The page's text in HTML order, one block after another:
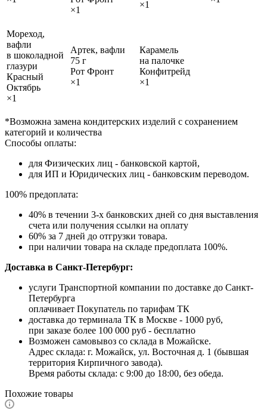
×1
×1
Мореход,
вафли
в шоколадной
глазури
Красный
Октябрь
×1
Артек, вафли
75 г
Рот Фронт
×1
Карамель
на палочке
Конфитрейд
×1
*Возможна замена кондитерских изделий с сохранением
категорий и количества
Способы оплаты:
для Физических лиц - банковской картой,
для ИП и Юридических лиц - банковским переводом.
100% предоплата:
40% в течении 3-х банковских дней со дня выставления
счета или получения ссылки на оплату
60% за 7 дней до отгрузки товара.
при наличии товара на складе предоплата 100%.
Доставка в Санкт-Петербург:
услуги Транспортной компании по доставке до Санкт-
Петербурга
оплачивает Покупатель по тарифам ТК
доставка до терминала ТК в Москве - 1000 руб,
при заказе более 100 000 руб - бесплатно
Возможен самовывоз со склада в Можайске.
Адрес склада: г. Можайск, ул. Восточная д. 1 (бывшая
территория Кирпичного завода).
Время работы склада: с 9:00 до 18:00, без обеда.
Похожие товары